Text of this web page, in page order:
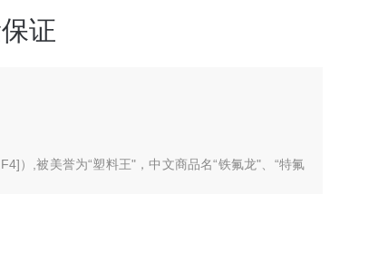
证
）,被美誉为“塑料王"，中文商品名“铁氟龙"、“特氟